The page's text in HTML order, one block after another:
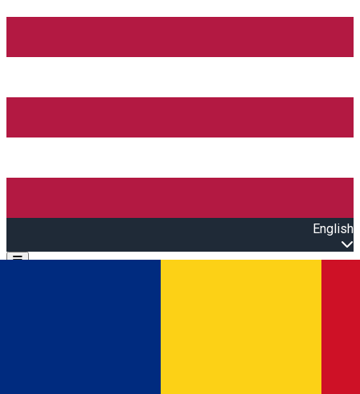
English
Open main menu